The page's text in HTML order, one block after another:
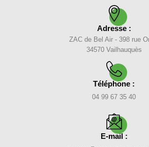
Adresse :
ZAC de Bel Air - 398 rue
34570 Vailhauquès
Téléphone :
04 99 67 35 40
E-mail :